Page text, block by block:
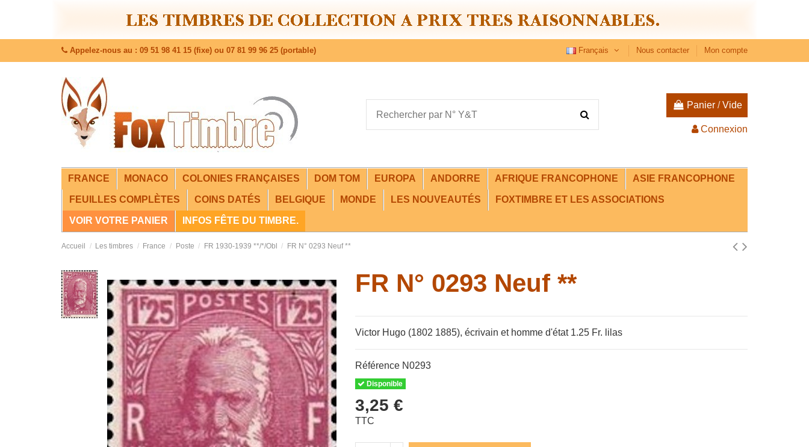
Appelez-nous au : 09 51 98 41 15 (fixe) ou 07 81 99 96 25 (portable) Français Nous contacter Mon compte
Panier /Vide
Connexion
FRANCE MONACO COLONIES FRANÇAISES DOM TOM EUROPA ANDORRE AFRIQUE FRANCOPHONE ASIE FRANCOPHONE
FEUILLES COMPLÈTES COINS DATÉS BELGIQUE MONDE LES NOUVEAUTÉS FOXTIMBRE ET LES ASSOCIATIONS
VOIR VOTRE PANIER INFOS FÊTE DU TIMBRE.
Accueil Les timbres France Poste FR 1930-1939 **/*/Obl FR N° 0293 Neuf **
FR N° 0293 Neuf **
Victor Hugo (1802 1885), écrivain et homme d'état 1.25 Fr. lilas
Référence N0293
Disponible
3,25 €
TTC